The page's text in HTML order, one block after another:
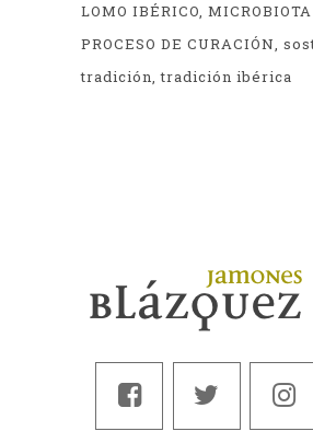
LOMO IBÉRICO
PROCESO DE CURACIÓN
tradición tradición ibérica